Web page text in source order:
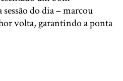
do dia – marcou
volta, garantindo a ponta